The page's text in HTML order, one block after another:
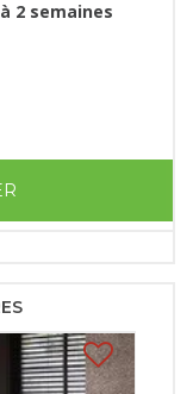
2 semaines